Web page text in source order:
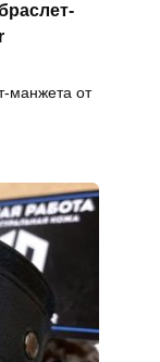
манжета от